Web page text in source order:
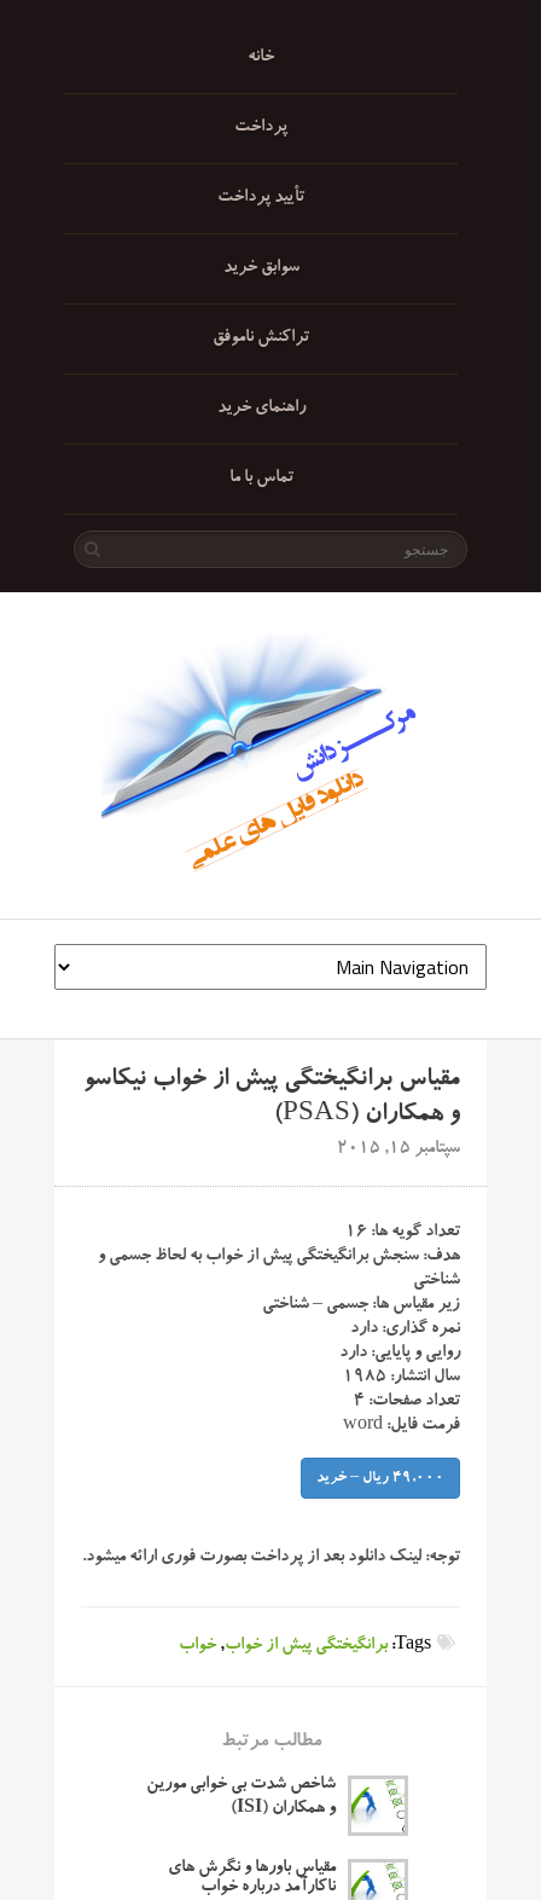
خانه
پرداخت
تأیید پرداخت
سوابق خرید
تراکنش ناموفق
راهنمای خرید
تماس با ما
مقیاس برانگیختگی پیش از خواب نیکاسو
و همکاران (PSAS)
سپتامبر 15, 2015
تعداد گویه ها: ۱۶
هدف: سنجش برانگیختگی پیش از خواب به لحاظ جسمی و
شناختی
زیر مقیاس ها: جسمی – شناختی
نمره گذاری: دارد
روایی و پایایی: دارد
سال انتشار: ۱۹۸۵
تعداد صفحات: ۴
فرمت فایل: word
49,000 ریال – خرید
توجه: لینک دانلود بعد از پرداخت بصورت فوری ارائه میشود.
Tags: برانگیختگی پیش از خواب,خواب
مطالب مرتبط
شاخص شدت بی خوابی مورین
و همکاران (ISI)
مقیاس باورها و نگرش های
ناکارآمد درباره خواب